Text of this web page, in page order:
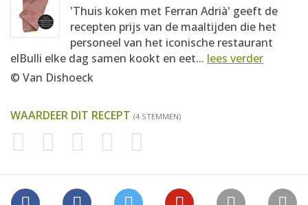
'Thuis koken met Ferran Adrià' geeft de
recepten prijs van de maaltijden die het
personeel van het iconische restaurant
elBulli elke dag samen kookt en eet... lees verder
© Van Dishoeck
WAARDEER DIT RECEPT (4 STEMMEN)